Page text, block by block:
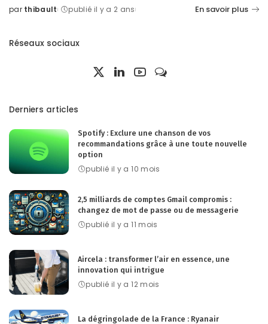
Posted
par thibault publié il y a 2 ans En savoir plus
Réseaux sociaux
Derniers articles
Spotify : Exclure une chanson de vos
recommandations grâce à une toute nouvelle
option
publié il y a 10 mois
2,5 milliards de comptes Gmail compromis :
changez de mot de passe ou de messagerie
publié il y a 11 mois
Aircela : transformer l’air en essence, une
innovation qui intrigue
publié il y a 12 mois
La dégringolade de la France : Ryanair